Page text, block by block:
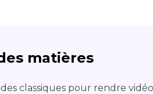
matières
classiques pour rendre